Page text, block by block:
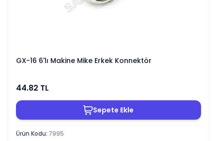
GX-16 6'lı Makine Mike Erkek Konnektör
44.82 TL
Sepete Ekle
Ürün Kodu: 7995